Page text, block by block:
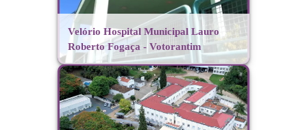
Velório Hospital Municipal Lauro
Roberto Fogaça - Votorantim